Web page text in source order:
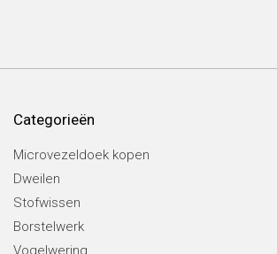
Categorieën
Microvezeldoek kopen
Dweilen
Stofwissen
Borstelwerk
Vogelwering